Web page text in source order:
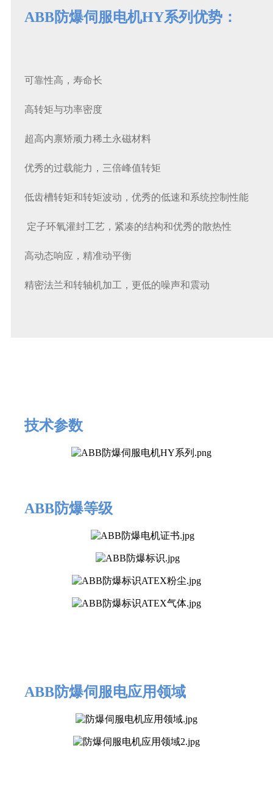
ABB防爆伺服电机HY系列优势：
可靠性高，寿命长
高转矩与功率密度
超高内禀矫顽力稀土永磁材料
优秀的过载能力，三倍峰值转矩
低齿槽转矩和转矩波动，优秀的低速和系统控制性能
定子环氧灌封工艺，紧凑的结构和优秀的散热性
高动态响应，精准动平衡
精密法兰和转轴机加工，更低的噪声和震动
技术参数
ABB防爆等级
ABB防爆伺服电应用领域